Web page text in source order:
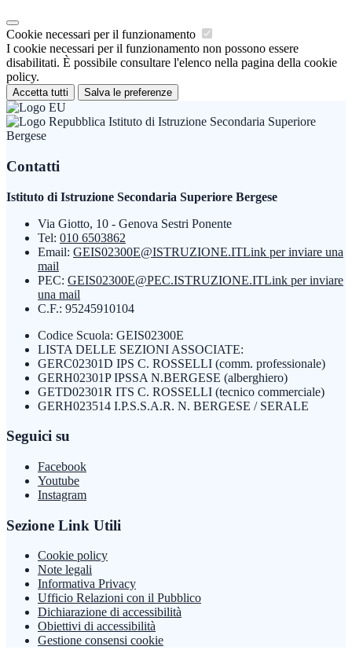
Cookie necessari per il funzionamento
I cookie necessari per il funzionamento non possono essere
disabilitati. È possibile consultare l'elenco nella pagina della cookie
policy.
Accetta tutti Salva le preferenze
Istituto di Istruzione Secondaria Superiore
Bergese
Contatti
Istituto di Istruzione Secondaria Superiore Bergese
Via Giotto, 10 - Genova Sestri Ponente
Tel: 010 6503862
Email: GEIS02300E@ISTRUZIONE.ITLink per inviare una
mail
PEC: GEIS02300E@PEC.ISTRUZIONE.ITLink per inviare
una mail
C.F.: 95245910104
Codice Scuola: GEIS02300E
LISTA DELLE SEZIONI ASSOCIATE:
GERC02301D IPS C. ROSSELLI (comm. professionale)
GERH02301P IPSSA N.BERGESE (alberghiero)
GETD02301R ITS C. ROSSELLI (tecnico commerciale)
GERH023514 I.P.S.S.A.R. N. BERGESE / SERALE
Seguici su
Facebook
Youtube
Instagram
Sezione Link Utili
Cookie policy
Note legali
Informativa Privacy
Ufficio Relazioni con il Pubblico
Dichiarazione di accessibilità
Obiettivi di accessibilità
Gestione consensi cookie